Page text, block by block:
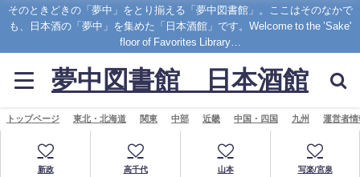
そのときどきの「夢中」をとり揃える「夢中図書館」。ここはそのなかで
も、日本酒の「夢中」を集めた「日本酒館」です。Welcome to the ’Sake'
floor of Favorites Library…
夢中図書館 日本酒館
トップページ 東北・北海道 関東 中部 近畿 中国・四国 九州 運営者情
新政 高千代 山本 写楽/宮泉